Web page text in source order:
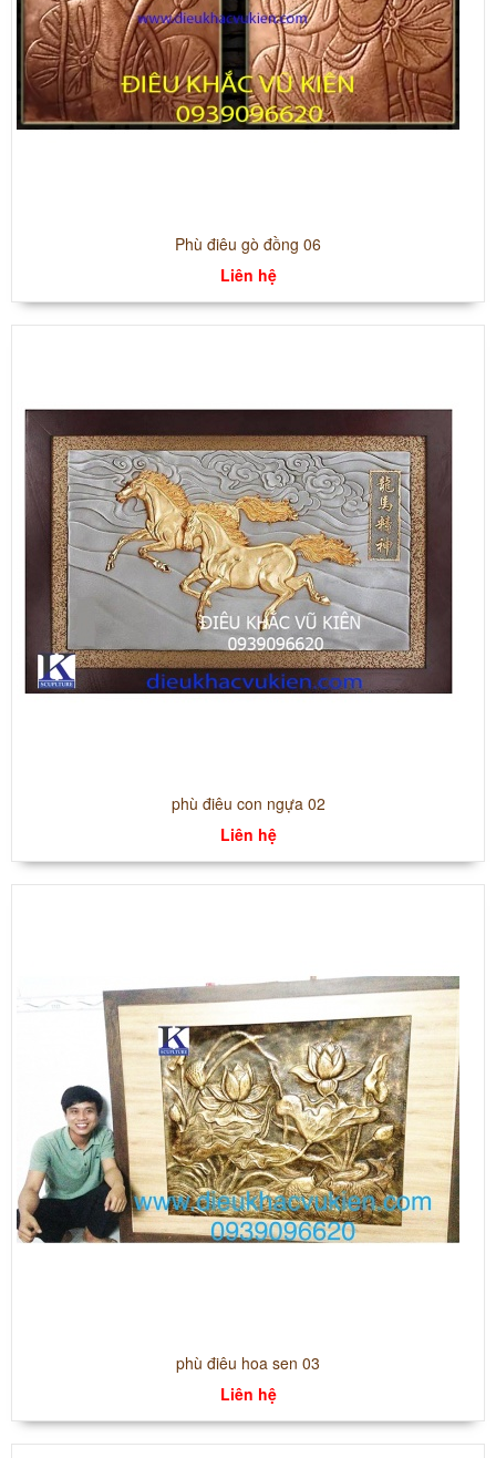
Phù điêu gò đồng 06
Liên hệ
phù điêu con ngựa 02
Liên hệ
phù điêu hoa sen 03
Liên hệ